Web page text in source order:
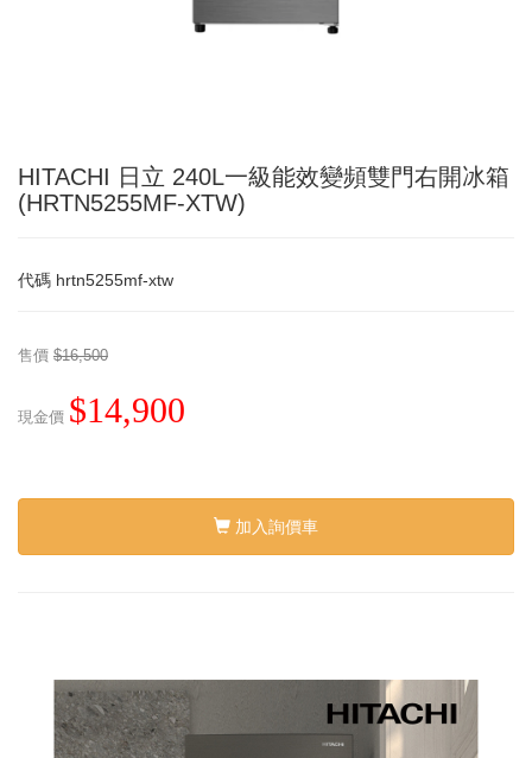
HITACHI 日立 240L一級能效變頻雙門右開冰箱
(HRTN5255MF-XTW)
代碼 hrtn5255mf-xtw
售價 $16,500
現金價 $14,900
加入詢價車